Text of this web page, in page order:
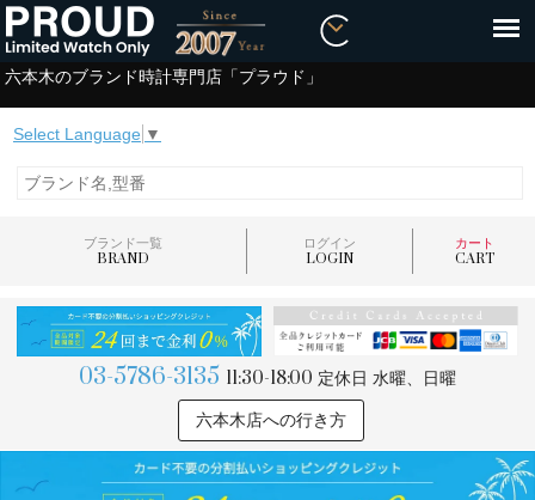
六本木のブランド時計専門店「プラウド」
Select Language ▼
ブランド一覧
BRAND
ログイン
LOGIN
カート
CART
03-5786-3135 11:30-18:00 定休日 水曜、日曜
六本木店への行き方